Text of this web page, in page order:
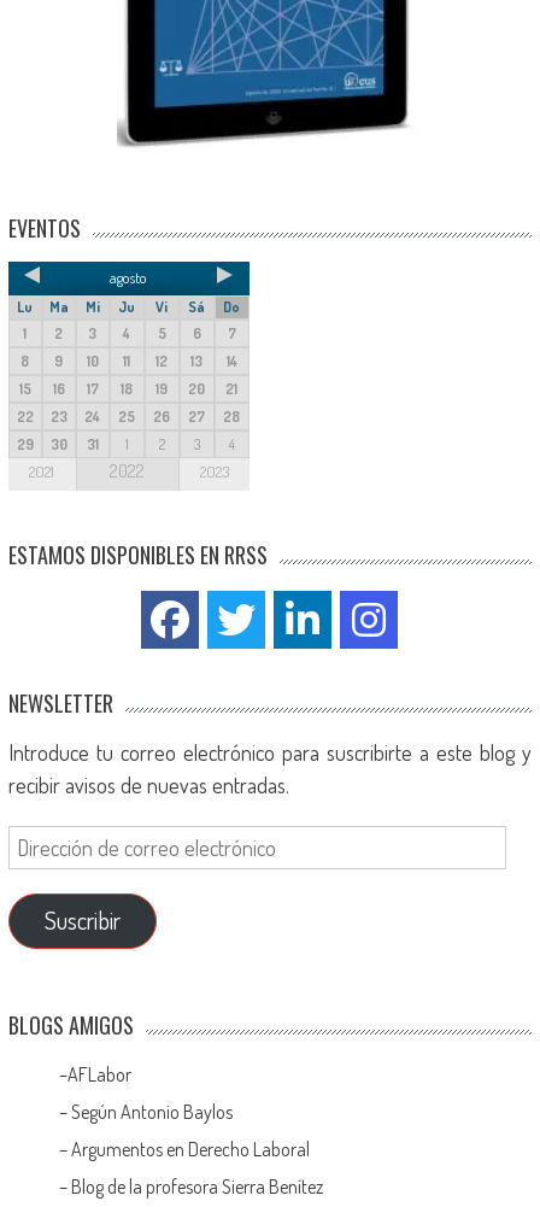
EVENTOS
agosto
Lu Ma Mi Ju Vi Sá
Do
1
2 3 4 5 6
7
8
9 10 11 12 13
14
15
16 17 18 19 20
21
22
23 24 25 26 27
28
29
30 31 1 2 3 4
2021 2022 2023
ESTAMOS DISPONIBLES EN RRSS
NEWSLETTER
Introduce tu correo electrónico para suscribirte a este blog y
recibir avisos de nuevas entradas.
Suscribir
BLOGS AMIGOS
–AFLabor
– Según Antonio Baylos
–Argumentos en Derecho Laboral
– Blog de la profesora Sierra Benítez